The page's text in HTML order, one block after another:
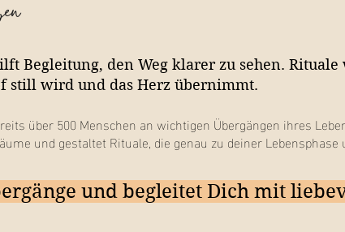
Begleitung, den Weg klarer zu sehen.
still wird und das Herz übernimmt.
über 500 Menschen an wichtigen Übergängen ihres
und gestaltet Rituale, die genau zu deiner Lebensphase
und begleitet Dich mit